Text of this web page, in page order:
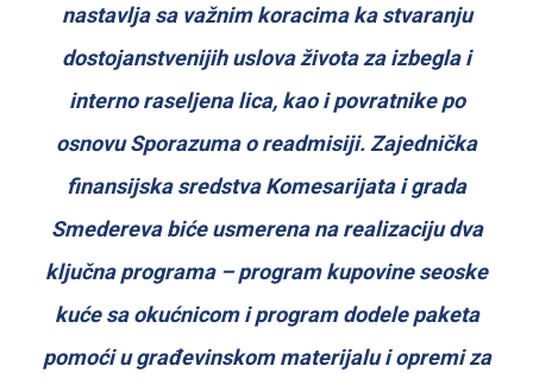
nastavlja sa važnim koracima ka stvaranju
dostojanstvenijih uslova života za izbegla i
interno raseljena lica, kao i povratnike po
osnovu Sporazuma o readmisiji. Zajednička
finansijska sredstva Komesarijata i grada
Smedereva biće usmerena na realizaciju dva
ključna programa – program kupovine seoske
kuće sa okućnicom i program dodele paketa
pomoći u građevinskom materijalu i opremi za